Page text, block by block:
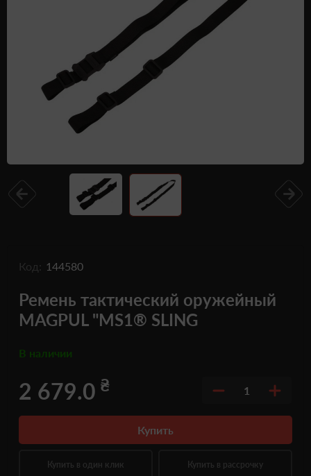
Подарочные Сертификати
Код: 144580
Ремень тактический оружейный
MAGPUL "MS1® SLING
В наличии
2 679.0 ₴ 1
Купить
Купить в один клик Купить в рассрочку